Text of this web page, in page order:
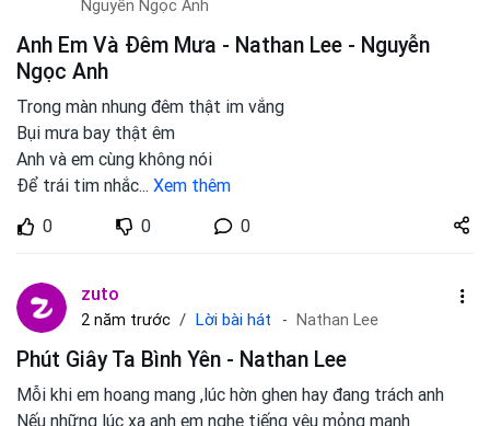
Nguyễn Ngọc Anh
Anh Em Và Đêm Mưa - Nathan Lee - Nguyễn
Ngọc Anh
Trong màn nhung đêm thật im vắng
Bụi mưa bay thật êm
Anh và em cùng không nói
Để trái tim nhắc... Xem thêm
0
0 0
Share
zuto.vn
zuto
2 năm trước Lời bài hát Nathan Lee
Phút Giây Ta Bình Yên - Nathan Lee
Mỗi khi em hoang mang ,lúc hờn ghen hay đang trách anh
Nếu những lúc xa anh em nghe tiếng yêu mỏng manh